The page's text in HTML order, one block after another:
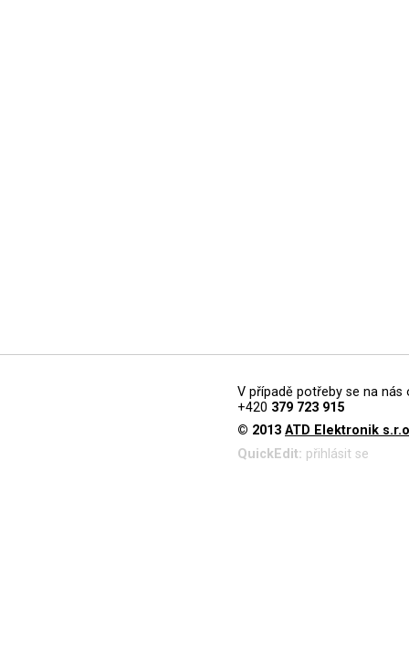
V případě potřeby se na
+420 379 723 915
© 2013 ATD Elektronik
QuickEdit: přihlásit se